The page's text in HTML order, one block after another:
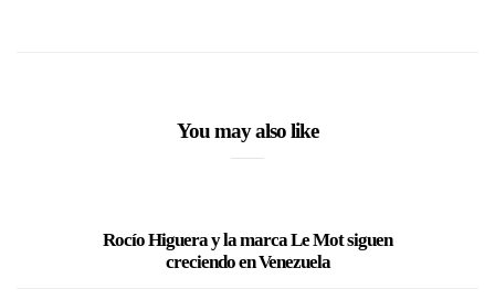
You may also like
Rocío Higuera y la marca Le Mot siguen
creciendo en Venezuela